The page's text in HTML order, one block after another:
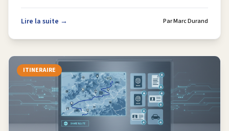
Lire la suite → ParMarc Durand
ITINERAIRE